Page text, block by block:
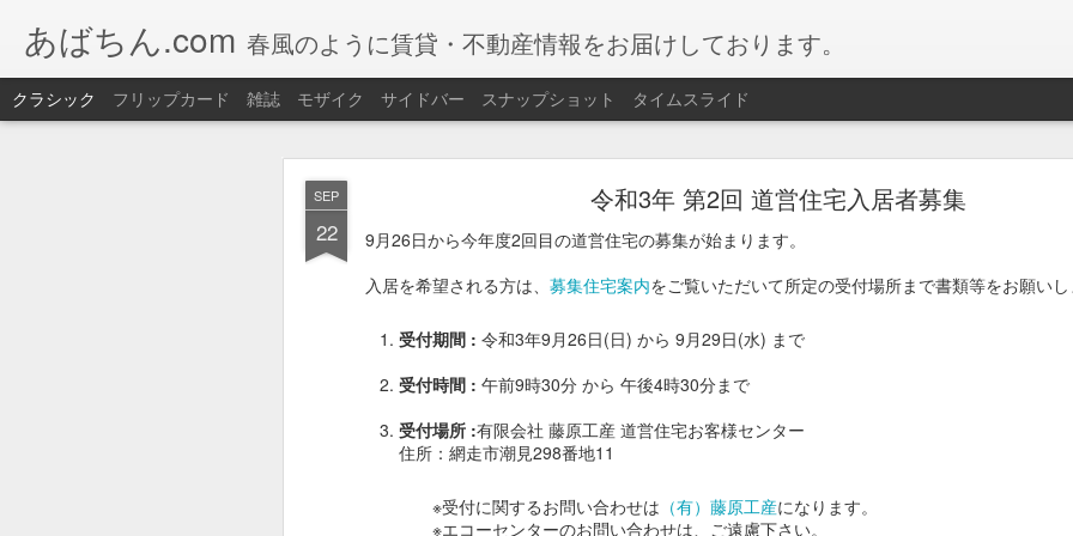
SEP
22
令和3年 第2回 道営住宅入居者募集
9月26日から今年度2回目の道営住宅の募集が始まります。
入居を希望される方は、 募集住宅案内をご覧いただいて所定の受付場所まで書類等をお願い
受付期間 : 令和3年9月26日(日) から 9月29日(水) まで
受付時間 : 午前9時30分 から 午後4時30分まで
受付場所 :有限会社 藤原工産 道営住宅お客様センター
住所：網走市潮見298番地11
※受付に関するお問い合わせは （有）藤原工産になります。
※エコーセンターのお問い合わせは、ご遠慮下さい。
あばちん.com 春風のように賃貸・不動産情報をお届けしております。
クラシック フリップカード 雑誌 モザイク サイドバー スナップショット タイムスライド
網走湖ワカサギ釣り
今年も網走湖でワカサギ釣りが始まりました。
道具もレンタルOK 手ぶらで楽しめるイベントです。
【ワカサギ釣り】
期間：2026/01/05（月）～2026/02月11日（水）
場所：網走湖畔特設会場
大人 2,200円 / 小学生 1,750円
【セット内容】遊漁料、貸し竿、仕掛け、エサ、穴